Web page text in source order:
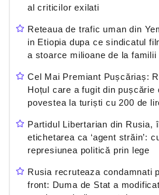
al criticilor exilati
Reteaua de trafic uman din
in Etiopia dupa ce sindicatul
a stoarce milioane de la familii
Cel Mai Premiant Pușcăriaș:
Hoțul care a fugit din pușcărie
povestea la turiști cu 200 de
Partidul Libertarian din Rusia,
etichetarea ca ‘agent străin’:
represiunea politică prin lege
Rusia recruteaza condamnati
front: Duma de Stat a